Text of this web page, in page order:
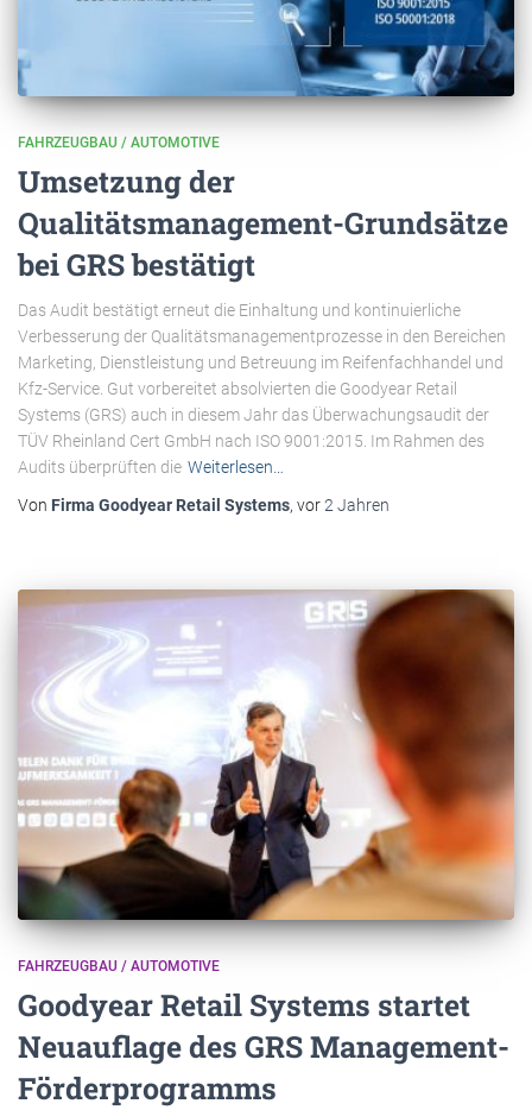
FAHRZEUGBAU / AUTOMOTIVE
Umsetzung der
Qualitätsmanagement-Grundsätze
bei GRS bestätigt
Das Audit bestätigt erneut die Einhaltung und kontinuierliche
Verbesserung der Qualitätsmanagementprozesse in den Bereichen
Marketing, Dienstleistung und Betreuung im Reifenfachhandel und
Kfz-Service. Gut vorbereitet absolvierten die Goodyear Retail
Systems (GRS) auch in diesem Jahr das Überwachungsaudit der
TÜV Rheinland Cert GmbH nach ISO 9001:2015. Im Rahmen des
Audits überprüften die Weiterlesen…
Von Firma Goodyear Retail Systems, vor2 Jahren
FAHRZEUGBAU / AUTOMOTIVE
Goodyear Retail Systems startet
Neuauflage des GRS Management-
Förderprogramms